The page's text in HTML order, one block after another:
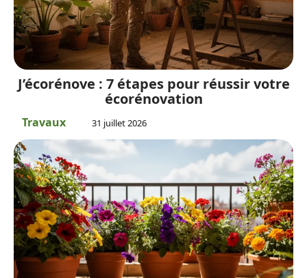
J’écorénove : 7 étapes pour réussir votre
écorénovation
Travaux 31 juillet 2026